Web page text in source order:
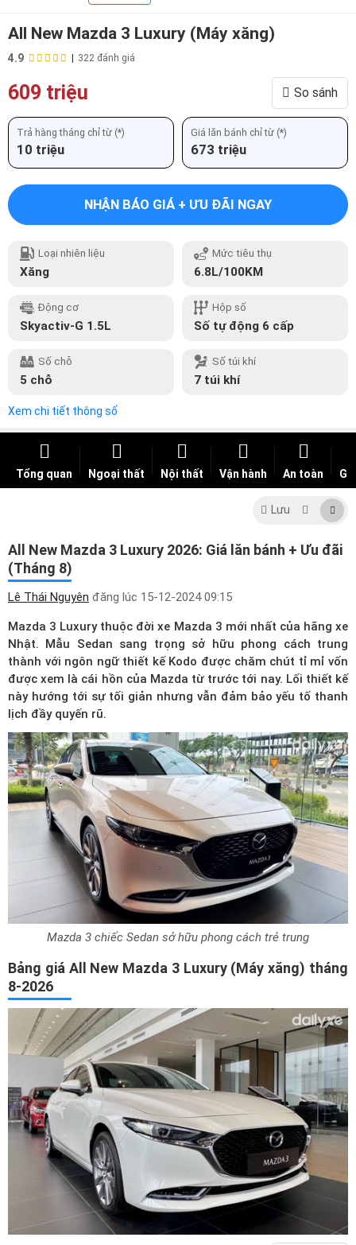
All New Mazda 3 Luxury (Máy xăng)
4.9 | 322 đánh giá
609 triệu So sánh
Trả hàng tháng chỉ từ (*)
10 triệu
Giá lăn bánh chỉ từ (*)
673 triệu
NHẬN BÁO GIÁ + ƯU ĐÃI NGAY
Loại nhiên liệu
Xăng
Mức tiêu thụ
6.8L/100KM
Động cơ
Skyactiv-G 1.5L
Hộp số
Số tự động 6 cấp
Số chỗ
5 chỗ
Số túi khí
7 túi khí
Xem chi tiết thông số
Tổng quan Ngoại thất Nội thất Vận hành An toàn
Lưu
All New Mazda 3 Luxury 2026: Giá lăn bánh + Ưu đãi
(Tháng 8)
Lê Thái Nguyên đăng lúc 15-12-2024 09:15
Mazda 3 Luxury thuộc đời xe Mazda 3 mới nhất của hãng xe
Nhật. Mẫu Sedan sang trọng sở hữu phong cách trung
thành với ngôn ngữ thiết kế Kodo được chăm chút tỉ mỉ vốn
được xem là cái hồn của Mazda từ trước tới nay. Lối thiết kế
này hướng tới sự tối giản nhưng vẫn đảm bảo yếu tố thanh
lịch đầy quyến rũ.
Mazda 3 chiếc Sedan sở hữu phong cách trẻ trung
Bảng giá All New Mazda 3 Luxury (Máy xăng) tháng
8-2026